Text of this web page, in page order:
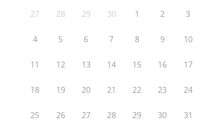
27 28 29 30 1 2 3
4 5 6 7 8 9 10
11 12 13 14 15 16 17
18 19 20 21 22 23 24
25 26 27 28 29 30 31